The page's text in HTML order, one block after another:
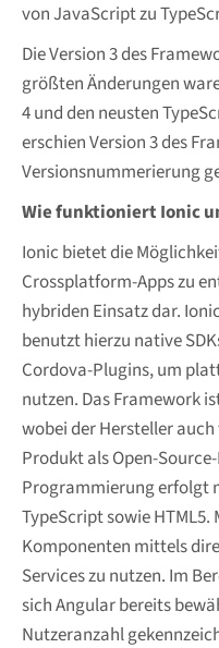
von JavaScript zu
Die Version 3 des
größten Änderungen
4 und den neusten
erschien Version 3 des
Versionsnummerierung
Wie funktioniert Ionic
Ionic bietet die
Crossplatform-Apps zu
hybriden Einsatz dar.
benutzt hierzu native
Cordova-Plugins, um
nutzen. Das Framework
wobei der Hersteller
Produkt als Open-
Programmierung erfolgt
TypeScript sowie
Komponenten mittels
Services zu nutzen. Im
sich Angular bereits
Nutzeranzahl